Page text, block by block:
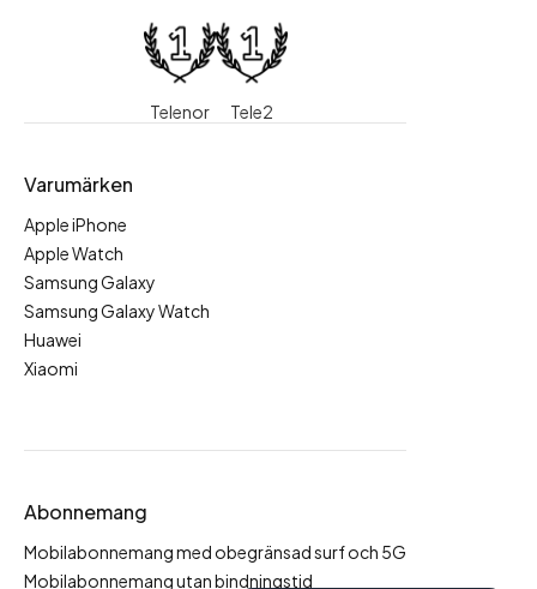
Telenor Tele2
Varumärken
Apple iPhone
Apple Watch
Samsung Galaxy
Samsung Galaxy Watch
Huawei
Xiaomi
Abonnemang
Mobilabonnemang med obegränsad surf och 5G
Mobilabonnemang utan bindningstid